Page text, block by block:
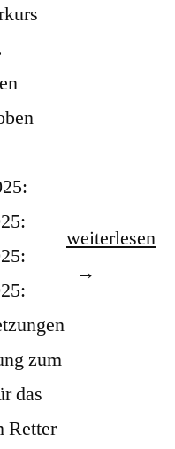
zum
das
Retter
„Helfer-/
Mai/Juni
weiterlesen